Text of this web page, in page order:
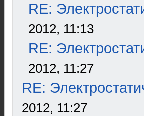
RE:
2012, 11:13
RE:
2012, 11:27
RE:
2012, 11:27